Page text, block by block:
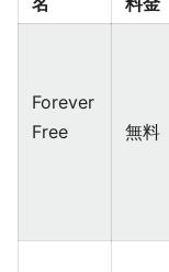
Forever
Free
無料